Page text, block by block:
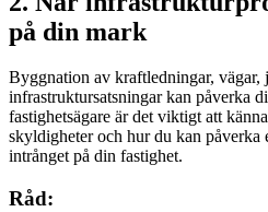
på din mark
Byggnation av kraftledningar, vägar,
infrastruktursatsningar kan påverka
fastighetsägare är det viktigt att
skyldigheter och hur du kan påverka
intrånget på din fastighet.
Råd: